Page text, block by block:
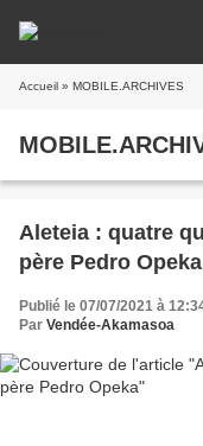
Accueil » MOBILE.ARCHIVES
Aleteia : quatre
père Pedro Opeka
Publié le 07/07/2021 à
Par Vendée-Akamasoa